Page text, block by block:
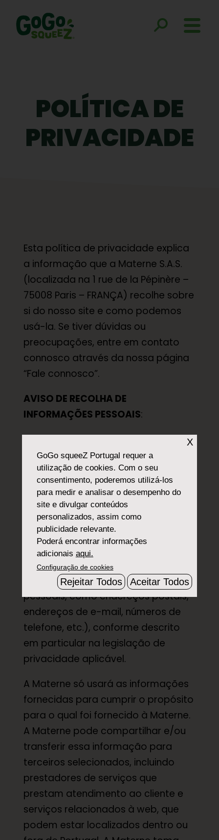
POLÍTICA DE
PRIVACIDADE
Esta política de privacidade explica
a informação que a Materne S.A.S.
(localizada na 1 rue de la Pépinère –
75008 Paris – FRANÇA) recolhe sobre
si do nosso site e como podemos
usá-la. Se tiver dúvidas ou
preocupações, entre em contato
connosco através da nossa página
“Fale connosco”.
AVISO DE RECOLHA DE
INFORMAÇÕES PESSOAIS:
A Materne pode obter informações
pessoais sobre si através de dados
e informações que fornece
voluntariamente, através da página
“Fale connosco” e com seus
comentários e feedback
voluntariamente fornecidos. As
informações pessoais são
informações sobre um indivíduo
identificável (por exemplo, detalhes
pessoais, como endereços postais,
endereços de e-mail, números de
telefone, etc.), conforme descrito
em particular na legislação de
privacidade aplicável.
A Materne só usará as informações
fornecidas para cumprir o propósito
para o qual foi fornecido à Materne.
A Materne pode compartilhar e/ou
transferir essa informação para
terceiros selecionados, incluindo
prestadores de serviços que
prestam atendimento ao cliente e
serviços relacionados à web, que
podem estar localizados dentro ou
X
GoGo squeeZ Portugal requer a
utilização de cookies. Com o seu
consentimento, poderemos utilizá-los
para medir e analisar o desempenho do
site e divulgar conteúdos
personalizados, assim como
publicidade relevante.
Poderá encontrar informações
adicionais aqui.
Configuração de cookies
Rejeitar Todos Aceitar Todos